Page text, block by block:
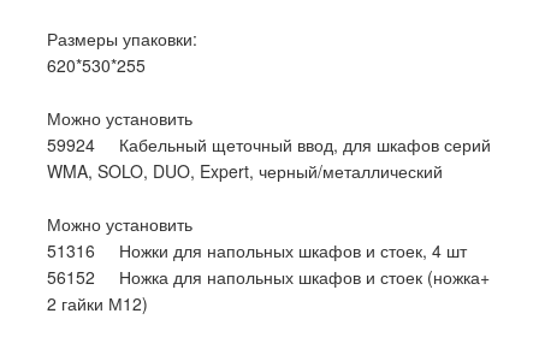
Размеры упаковки:
620*530*255
Можно установить
59924 Кабельный щеточный ввод, для шкафов серий
WMA, SOLO, DUO, Expert, черный/металлический
Можно установить
51316 Ножки для напольных шкафов и стоек, 4 шт
56152 Ножка для напольных шкафов и стоек (ножка+
2 гайки М12)